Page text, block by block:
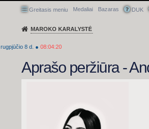
Greitasis meniu Medaliai Bazaras DUK
MAROKO KARALYSTĖ
rugpjūčio 8 d. ● 08:04:21
Aprašo peržiūra -